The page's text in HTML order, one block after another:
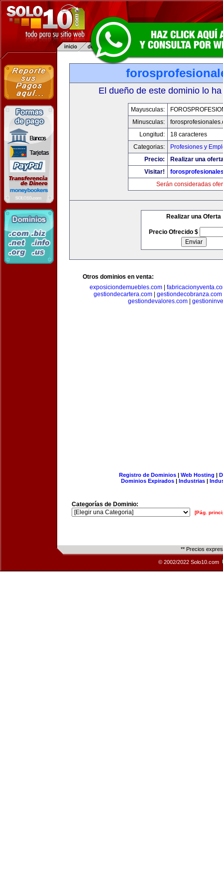
El dueño de este dominio lo
Mayusculas:
Minusculas:
Longitud:
18 caracteres
Categorias:
Profesiones y
Precio:
Realizar una
Visitar!
Serán consideradas
Realizar una Oferta
Precio Ofrecido $
Otros dominios en venta:
exposiciondemuebles.com|
gestiondecartera.com| gestiondecobranza.com
gestiondevalores.com
Registro de Dominios| Web Hosting |
Dominios Expirados | Industrias |
Categorías de Dominio:
[Pág.
** Precios
© 2002/2022 Solo10.com